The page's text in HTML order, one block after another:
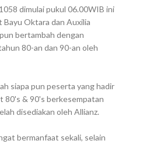
dimulai pukul 06.00WIB ini
Oktara dan Auxilia
bertambah dengan
80-an dan 90-an oleh
siapa pun peserta yang hadir
80's & 90's berkesempatan
disediakan oleh Allianz.
bermanfaat sekali, selain